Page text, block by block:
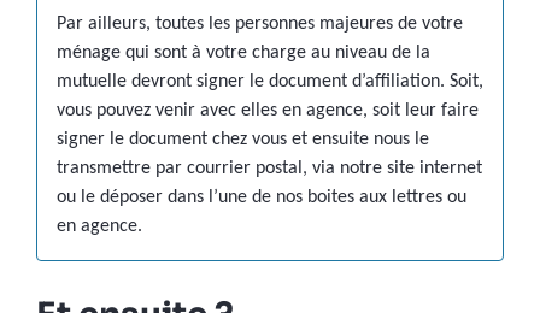
Par ailleurs, toutes les personnes majeures de votre
ménage qui sont à votre charge au niveau de la
mutuelle devront signer le document d’affiliation. Soit,
vous pouvez venir avec elles en agence, soit leur faire
signer le document chez vous et ensuite nous le
transmettre par courrier postal, via notre site internet
ou le déposer dans l’une de nos boites aux lettres ou
en agence.